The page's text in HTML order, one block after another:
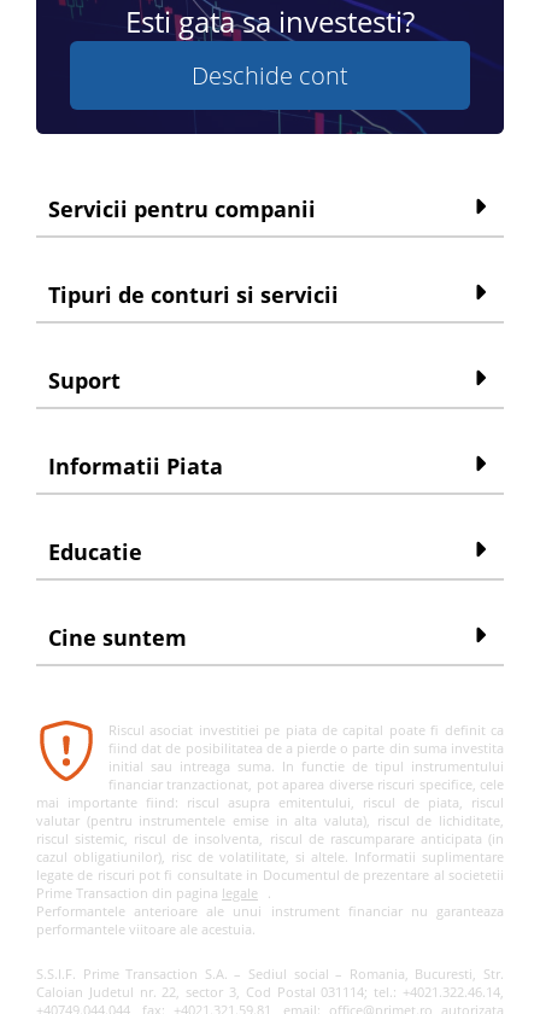
Esti gata sa investesti?
Deschide cont
Servicii pentru companii
Tipuri de conturi si servicii
Suport
Informatii Piata
Educatie
Cine suntem
Riscul asociat investitiei pe piata de capital poate fi definit ca
fiind dat de posibilitatea de a pierde o parte din suma investita
initial sau intreaga suma. In functie de tipul instrumentului
financiar tranzactionat, pot aparea diverse riscuri specifice, cele
mai importante fiind: riscul asupra emitentului, riscul de piata, riscul
valutar (pentru instrumentele emise in alta valuta), riscul de lichiditate,
riscul sistemic, riscul de insolventa, riscul de rascumparare anticipata (in
cazul obligatiunilor), risc de volatilitate, si altele. Informatii suplimentare
legate de riscuri pot fi consultate in Documentul de prezentare al societetii
Prime Transaction din pagina legale
.
Performantele anterioare ale unui instrument financiar nu garanteaza
performantele viitoare ale acestuia.
S.S.I.F. Prime Transaction S.A. – Sediul social – Romania, Bucuresti, Str.
Caloian Judetul nr. 22, sector 3, Cod Postal 031114; tel.: +4021.322.46.14,
+40749.044.044, fax: +4021.321.59.81, email: office@primet.ro autorizata